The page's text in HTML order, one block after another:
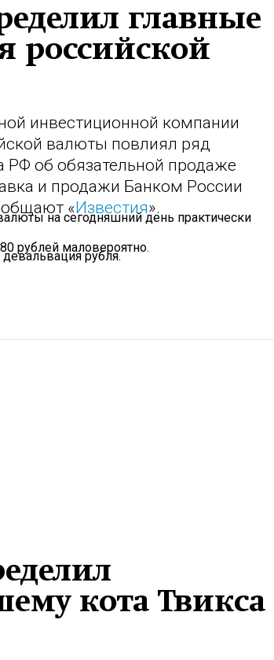
главные
российской
инвестиционной компании
валюты повлиял ряд
РФ об обязательной продаже
и продажи Банком России
«Известия».
на сегодняшний день практически
рублей маловероятно.
рубля.
кота Твикса